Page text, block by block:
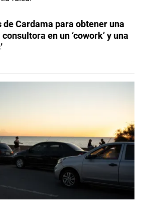
Cardama para obtener una
en un ‘cowork’ y una